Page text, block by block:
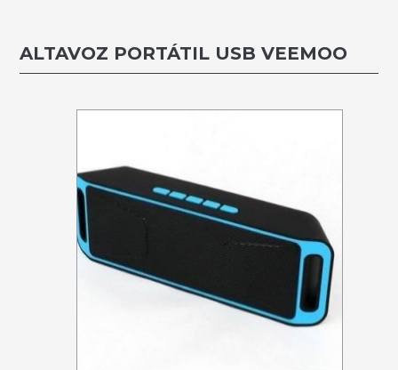
ALTAVOZ PORTÁTIL USB VEEMOO